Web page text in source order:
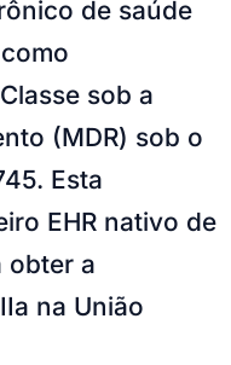
sob a
(MDR) sob o
Esta
EHR nativo de
obter a
na União